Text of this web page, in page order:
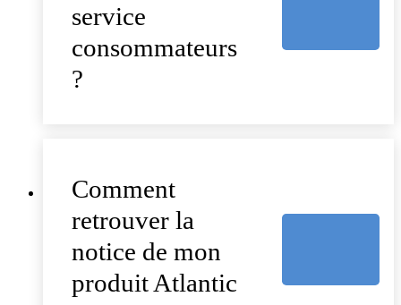
service
consommateurs
?
Comment
retrouver la
notice de mon
produit Atlantic